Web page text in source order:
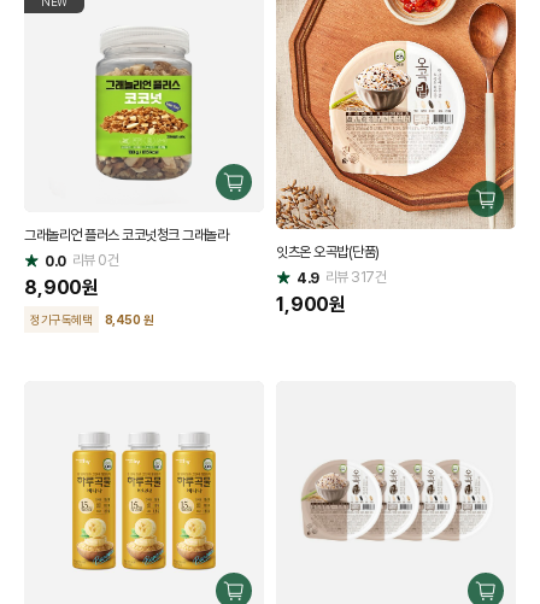
구
그래놀리언 플러스 코코넛청크 그래놀라
별
점
0.0 리뷰0건
8,900원
정기구독혜택 8,450 원
구
매
잇츠온 오곡밥(단품)
별
점
4.9 리뷰317건
1,900원